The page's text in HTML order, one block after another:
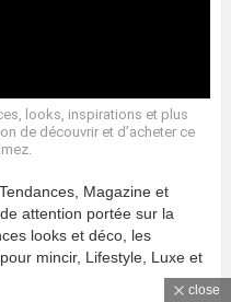
looks, inspirations et plus
de découvrir et d’acheter ce
Magazine et
attention portée sur la
looks et déco, les
mincir, Lifestyle, Luxe et
close